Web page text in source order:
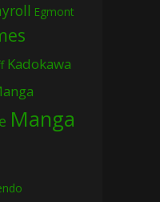
Egmont
Kadokawa
Manga